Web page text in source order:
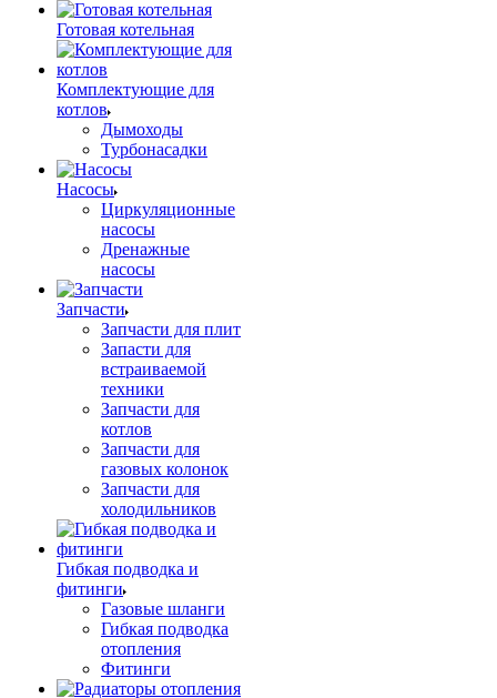
Готовая котельная
Комплектующие для
котлов
Дымоходы
Турбонасадки
Насосы
Циркуляционные
насосы
Дренажные
насосы
Запчасти
Запчасти для плит
Запасти для
встраиваемой
техники
Запчасти для
котлов
Запчасти для
газовых колонок
Запчасти для
холодильников
Гибкая подводка и
фитинги
Газовые шланги
Гибкая подводка
отопления
Фитинги